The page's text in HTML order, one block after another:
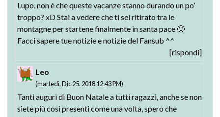
Lupo, non è che queste vacanze stanno durando un po’
troppo? xD Stai a vedere che ti sei ritirato tra le
montagne per startene finalmente in santa pace 🙂
Facci sapere tue notizie e notizie del Fansub ^^
[rispondi]
Leo
(martedì, Dic 25. 2018 12:43 PM)
Tanti auguri di Buon Natale a tutti ragazzi, anche se non
siete più così presenti come una volta, spero che